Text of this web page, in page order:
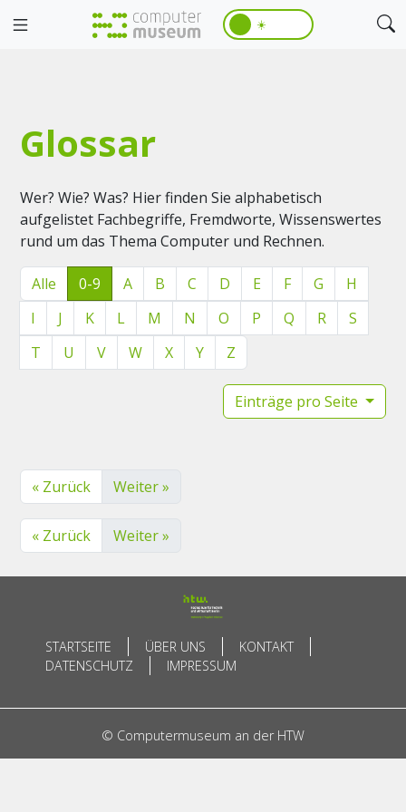
☀️
Glossar
Wer? Wie? Was? Hier finden Sie alphabetisch
aufgelistet Fachbegriffe, Fremdworte, Wissenswertes
rund um das Thema Computer und Rechnen.
Alle 0-9 A B C D E F G
H
I
J K L M N O P Q R
S
T
U V W X Y Z
Einträge pro Seite
« Zurück Weiter »
« Zurück Weiter »
STARTSEITE ÜBER UNS
KONTAKT
DATENSCHUTZ
IMPRESSUM
© Computermuseum an der HTW